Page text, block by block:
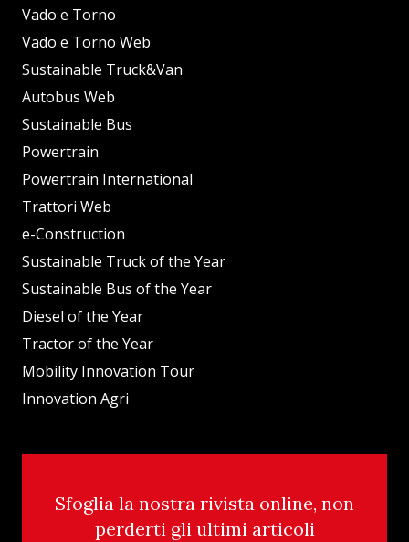
Vado e Torno
Vado e Torno Web
Sustainable Truck&Van
Autobus Web
Sustainable Bus
Powertrain
Powertrain International
Trattori Web
e-Construction
Sustainable Truck of the Year
Sustainable Bus of the Year
Diesel of the Year
Tractor of the Year
Mobility Innovation Tour
Innovation Agri
Sfoglia la nostra rivista online, non
perderti gli ultimi articoli